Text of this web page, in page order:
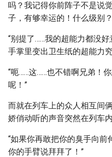
吗？我记得你前阵子不是说
子，有够幸运的！什么级别
“别提了……我的超能力都没
手掌里变出卫生纸的超能力
“呃……这……也不错啊兄弟！
呢！”
而就在列车上的众人相互间
娇俏动听的声音突然在列车内
“如果你再敢把你的臭手向
你的手臂说拜拜了！”